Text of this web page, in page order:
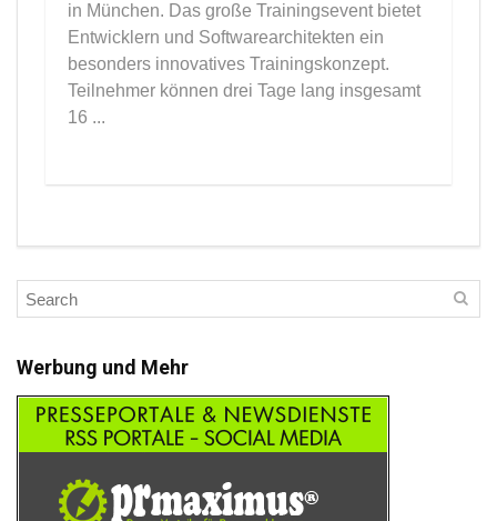
in München. Das große Trainingsevent bietet
Entwicklern und Softwarearchitekten ein
besonders innovatives Trainingskonzept.
Teilnehmer können drei Tage lang insgesamt
16 ...
Werbung und Mehr